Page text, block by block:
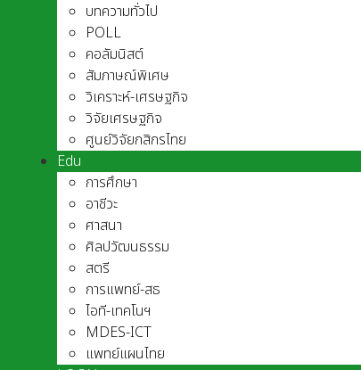
บทความทั่วไป
POLL
คอลัมนิสต์
สัมภาษณ์พิเศษ
วิเคราะห์-เศรษฐกิจ
วิจัยเศรษฐกิจ
ศูนย์วิจัยกสิกรไทย
Edu
การศึกษา
อาชีวะ
ศาสนา
ศิลปวัฒนธรรม
สตรี
การแพทย์-สธ
ไอที-เทคโนฯ
MDES-ICT
แพทย์แผนไทย